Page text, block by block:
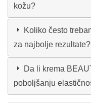
kožu?
Koliko često
za najbolje rezultate?
Da li krema
poboljšanju